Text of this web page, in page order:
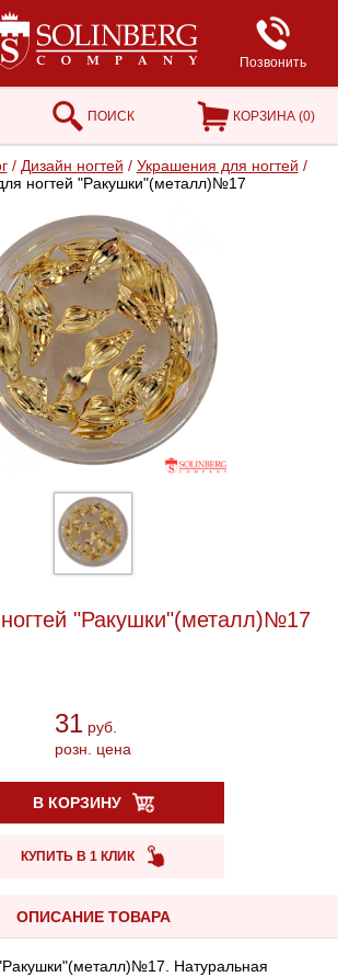
Позвонить
ПОИСК КОРЗИНА (0)
/ Дизайн ногтей / Украшения для ногтей /
ногтей "Ракушки"(металл)№17
"Ракушки"(металл)№17
31 руб.
розн. цена
В КОРЗИНУ
КУПИТЬ В 1 КЛИК
ОПИСАНИЕ ТОВАРА
Натуральная